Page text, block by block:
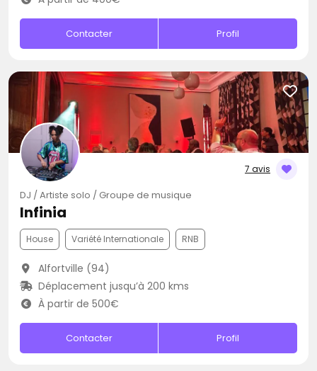
Contacter Profil
7 avis
DJ / Artiste solo / Groupe de musique
Infinia
House Variété Internationale RNB
Alfortville (94)
Déplacement jusqu’à 200 kms
À partir de 500€
Contacter Profil